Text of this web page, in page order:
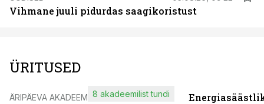
Vihmane juuli pidurdas saagikoristust
ÜRITUSED
ÄRIPÄEVA AKADEEMIA8 akadeemilist tundi